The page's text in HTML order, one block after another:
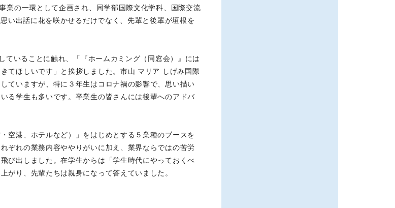
業の一環として企画され、同学部国際文化学科、国際交流
い出話に花を咲かせるだけでなく、先輩と後輩が垣根を
いることに触れ、「『ホームカミング（同窓会）』には
てほしいです」と挨拶しました。市山 マリア しげみ国際
ていますが、特に３年生はコロナ禍の影響で、思い描い
る学生も多いです。卒業生の皆さんには後輩へのアドバ
空港、ホテルなど）」をはじめとする５業種のブースを
ぞれの業務内容ややりがいに加え、業界ならではの苦労
び出しました。在学生からは「学生時代にやっておくべ
がり、先輩たちは親身になって答えていました。